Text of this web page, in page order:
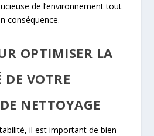
de l’environnement tout
conséquence.
OPTIMISER LA
VOTRE
NETTOYAGE
il est important de bien